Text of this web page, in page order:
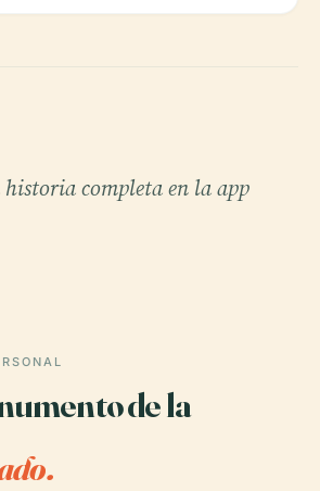
historia completa en la app
de la